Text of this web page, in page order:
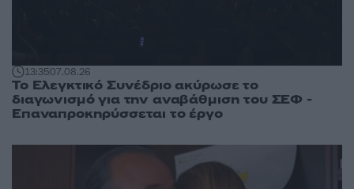
13:3507.08.26
Το Ελεγκτικό Συνέδριο ακύρωσε το
διαγωνισμό για την αναβάθμιση του ΣΕΦ -
Επαναπροκηρύσσεται το έργο